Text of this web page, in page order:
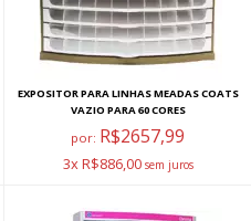
EXPOSITOR PARA LINHAS MEADAS COATS
VAZIO PARA 60 CORES
por: R$2657,99
3x R$886,00